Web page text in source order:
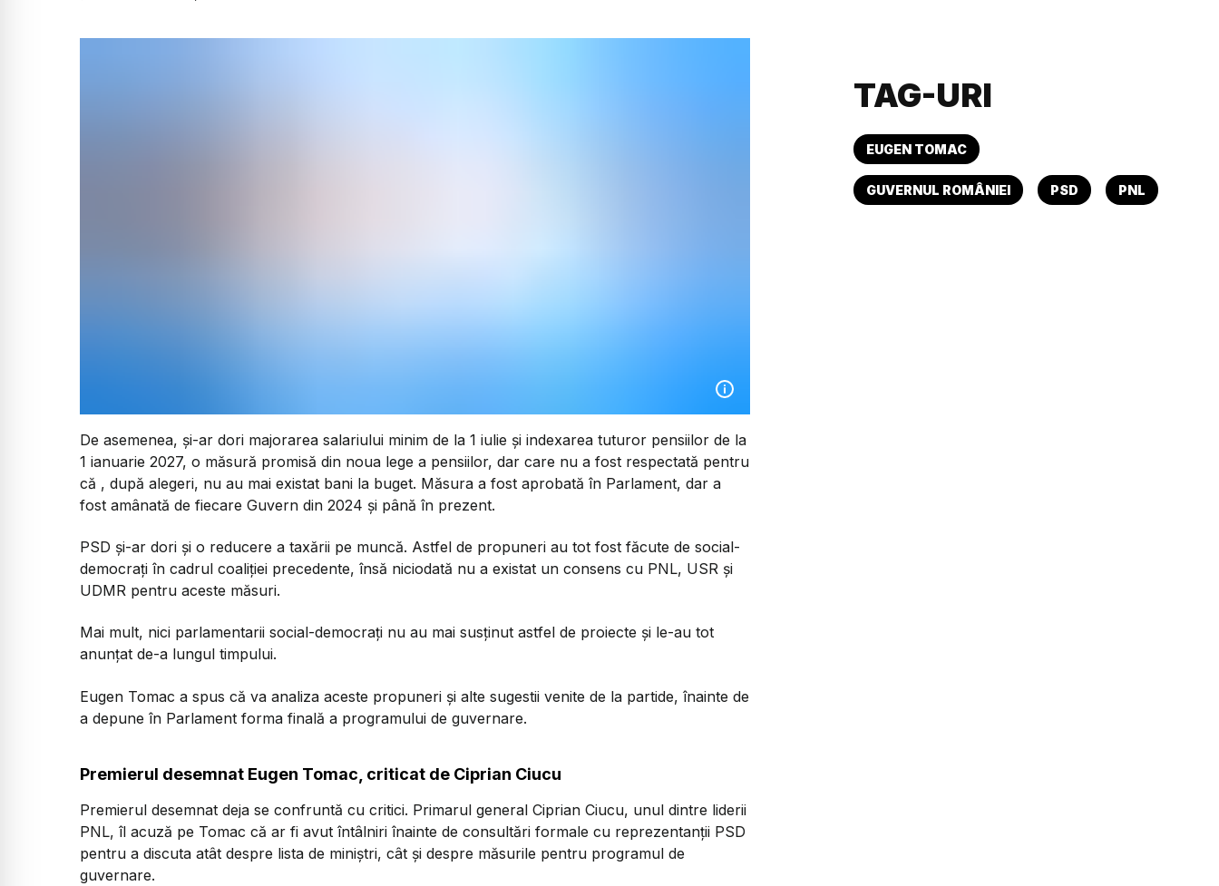
De asemenea, și-ar dori majorarea salariului minim de la 1 iulie și indexarea tuturor pensiilor de la
1 ianuarie 2027, o măsură promisă din noua lege a pensiilor, dar care nu a fost respectată pentru
că , după alegeri, nu au mai existat bani la buget. Măsura a fost aprobată în Parlament, dar a
fost amânată de fiecare Guvern din 2024 și până în prezent.
PSD și-ar dori și o reducere a taxării pe muncă. Astfel de propuneri au tot fost făcute de social-
democrați în cadrul coaliției precedente, însă niciodată nu a existat un consens cu PNL, USR și
UDMR pentru aceste măsuri.
Mai mult, nici parlamentarii social-democrați nu au mai susținut astfel de proiecte și le-au tot
anunțat de-a lungul timpului.
Eugen Tomac a spus că va analiza aceste propuneri și alte sugestii venite de la partide, înainte de
a depune în Parlament forma finală a programului de guvernare.
Premierul desemnat Eugen Tomac, criticat de Ciprian Ciucu
Premierul desemnat deja se confruntă cu critici. Primarul general Ciprian Ciucu, unul dintre liderii
PNL, îl acuză pe Tomac că ar fi avut întâlniri înainte de consultări formale cu reprezentanții PSD
pentru a discuta atât despre lista de miniștri, cât și despre măsurile pentru programul de
guvernare.
TAG-URI
EUGEN TOMAC
GUVERNUL ROMÂNIEI PSD PNL